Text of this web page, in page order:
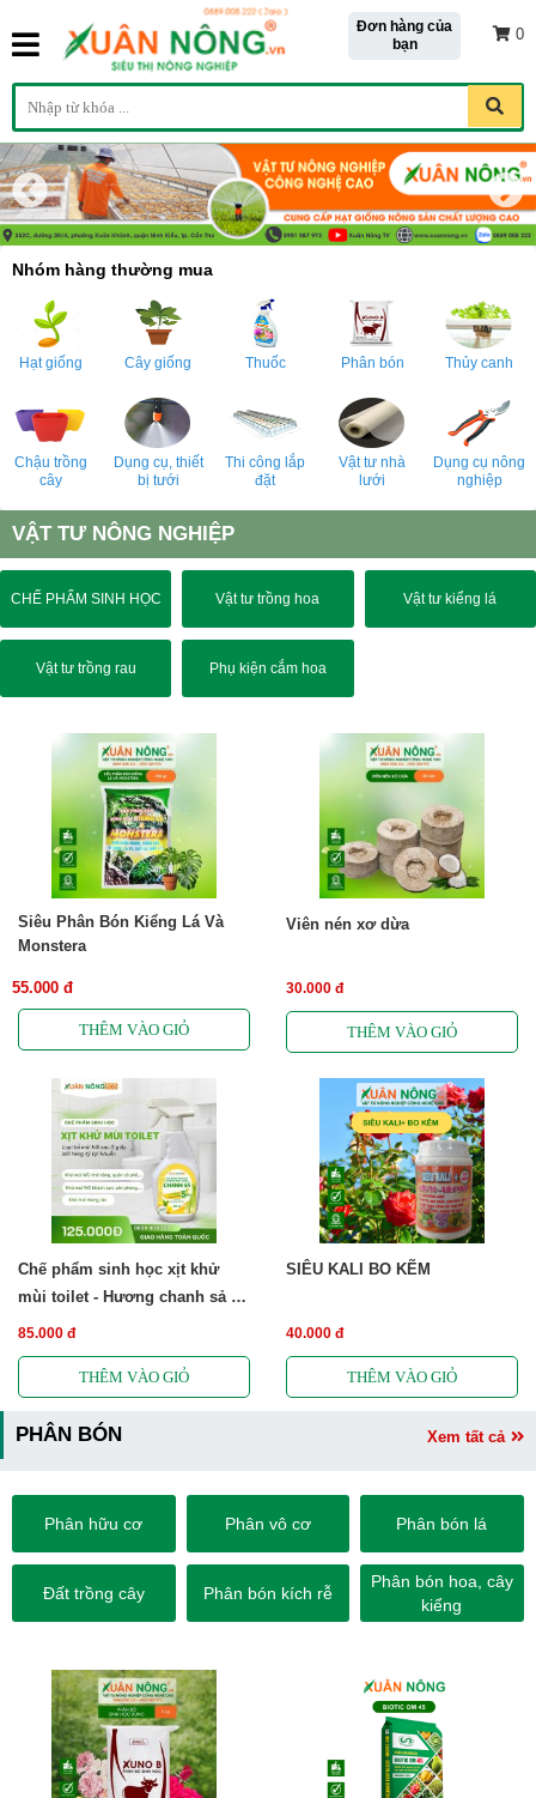
Đơn hàng của
bạn
0
Nhóm hàng thường mua
Hạt giống Cây giống Thuốc Phân bón Thủy canh
Chậu trồng
cây
Dụng cụ, thiết
bị tưới
Thi công lắp
đặt
Vật tư nhà
lưới
Dụng cụ nông
nghiệp
VẬT TƯ NÔNG NGHIỆP
CHẾ PHẨM SINH HỌC Vật tư trồng hoa Vật tư kiểng lá
Vật tư trồng rau Phụ kiện cắm hoa
Siêu Phân Bón Kiểng Lá Và
Monstera
55.000 đ
Viên nén xơ dừa
30.000 đ
Chế phẩm sinh học xịt khử
mùi toilet - Hương chanh sả -
Free ship
85.000 đ
SIÊU KALI BO KẼM
40.000 đ
PHÂN BÓN
Phân hữu cơ Phân vô cơ Phân bón lá
Đất trồng cây Phân bón kích rễ
Phân bón hoa, cây
kiểng
Xem tất cả